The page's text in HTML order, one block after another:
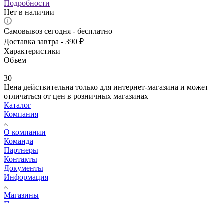
Подробности
Нет в наличии
Самовывоз сегодня - бесплатно
Доставка завтра - 390 ₽
Характеристики
Объем
—
30
Цена действительна только для интернет-магазина и может
отличаться от цен в розничных магазинах
Каталог
Компания
О компании
Команда
Партнеры
Контакты
Документы
Информация
Магазины